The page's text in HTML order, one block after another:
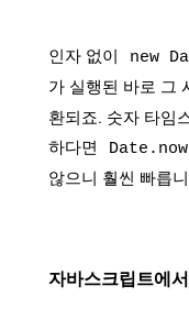
인자 없이 new
가 실행된 바로 그
환되죠. 숫자 타임
하다면
않으니 훨씬 빠릅
자바스크립트에